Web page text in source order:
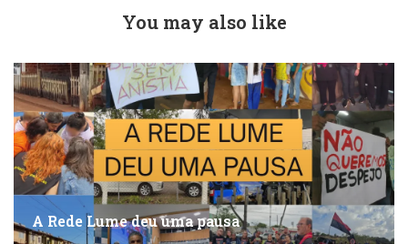
You may also like
A Rede Lume deu uma pausa